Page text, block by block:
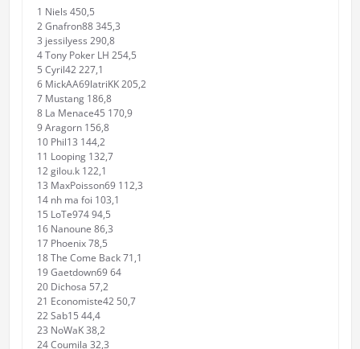
1 Niels 450,5
2 Gnafron88 345,3
3 jessilyess 290,8
4 Tony Poker LH 254,5
5 Cyril42 227,1
6 MickAA69latriKK 205,2
7 Mustang 186,8
8 La Menace45 170,9
9 Aragorn 156,8
10 Phil13 144,2
11 Looping 132,7
12 gilou.k 122,1
13 MaxPoisson69 112,3
14 nh ma foi 103,1
15 LoTe974 94,5
16 Nanoune 86,3
17 Phoenix 78,5
18 The Come Back 71,1
19 Gaetdown69 64
20 Dichosa 57,2
21 Economiste42 50,7
22 Sab15 44,4
23 NoWaK 38,2
24 Coumila 32,3